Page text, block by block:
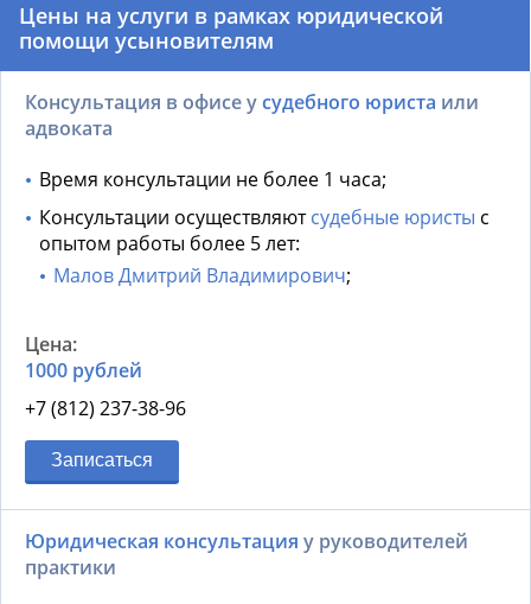
Цены на услуги в рамках юридической
помощи усыновителям
Консультация в офисе усудебного юриста или
адвоката
Время консультации не более 1 часа;
Консультации осуществляютсудебные юристы с
опытом работы более 5 лет:
Малов Дмитрий Владимирович;
1000 рублей
+7 (812) 237-38-96
Записаться
Юридическая консультация у руководителей
практики